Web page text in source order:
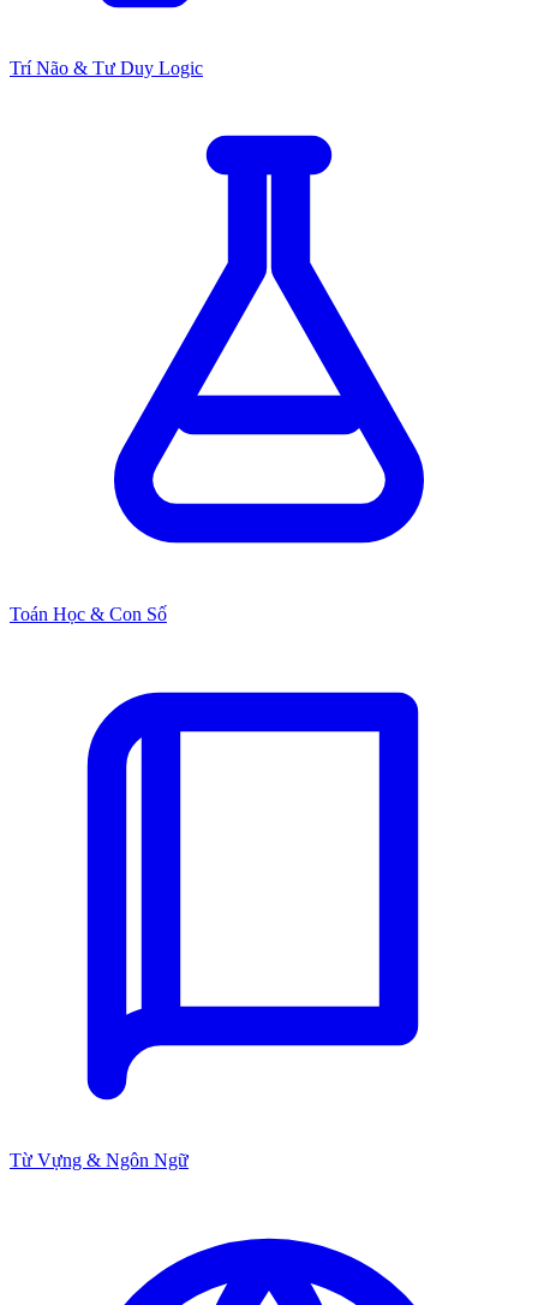
Trí Não & Tư Duy Logic
Toán Học & Con Số
Từ Vựng & Ngôn Ngữ